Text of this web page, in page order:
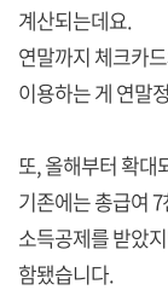
계산되는데요.
연말까지 체크카
이용하는 게 연말
또, 올해부터 확대
기존에는 총급여
소득공제를 받았
함됐습니다.